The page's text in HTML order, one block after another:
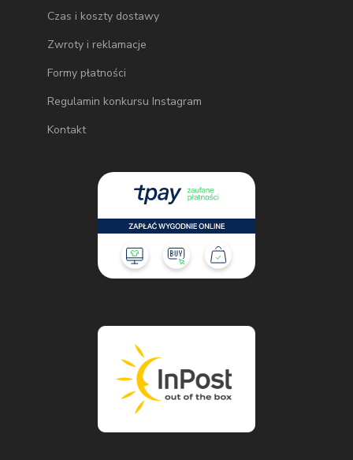
Czas i koszty dostawy
Zwroty i reklamacje
Formy płatności
Regulamin konkursu Instagram
Kontakt